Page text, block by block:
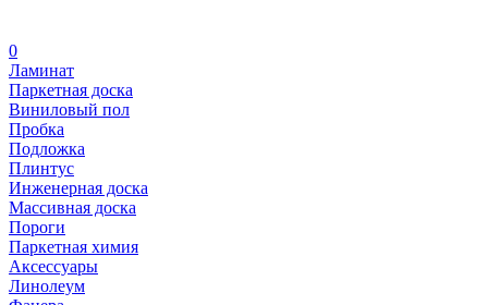
0
Ламинат
Паркетная доска
Виниловый пол
Пробка
Подложка
Плинтус
Инженерная доска
Массивная доска
Пороги
Паркетная химия
Аксессуары
Линолеум